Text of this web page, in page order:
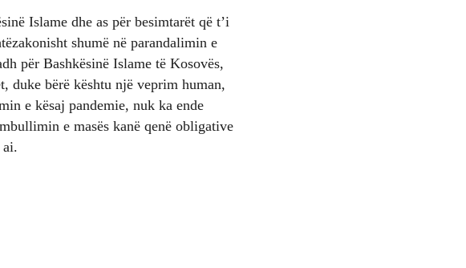
Islame dhe as për besimtarët që t’i
shumë në parandalimin e
për Bashkësinë Islame të Kosovës,
duke bërë kështu një veprim human,
e kësaj pandemie, nuk ka ende
e masës kanë qenë obligative
ai.